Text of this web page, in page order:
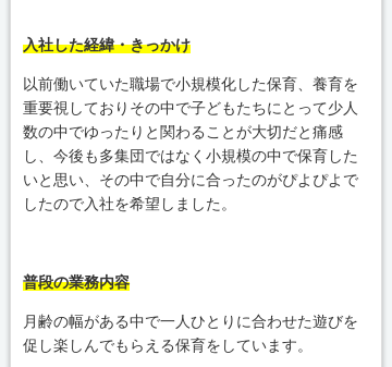
入社した経緯・きっかけ
以前働いていた職場で小規模化した保育、養育を
重要視しておりその中で子どもたちにとって少人
数の中でゆったりと関わることが大切だと痛感
し、今後も多集団ではなく小規模の中で保育した
いと思い、その中で自分に合ったのがぴよぴよで
したので入社を希望しました。
普段の業務内容
月齢の幅がある中で一人ひとりに合わせた遊びを
促し楽しんでもらえる保育をしています。